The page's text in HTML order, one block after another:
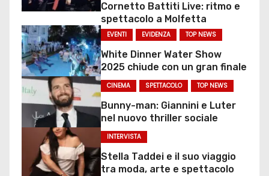
Cornetto Battiti Live: ritmo e
spettacolo a Molfetta
EVENTI EVIDENZA TOP NEWS
White Dinner Water Show
2025 chiude con un gran finale
CINEMA SPETTACOLO TOP NEWS
Bunny-man: Giannini e Luter
nel nuovo thriller sociale
INTERVISTA
Stella Taddei e il suo viaggio
tra moda, arte e spettacolo